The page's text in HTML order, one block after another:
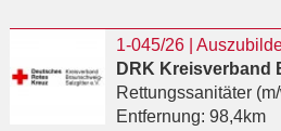
Rettungssanitäter
Entfernung: 98,4km